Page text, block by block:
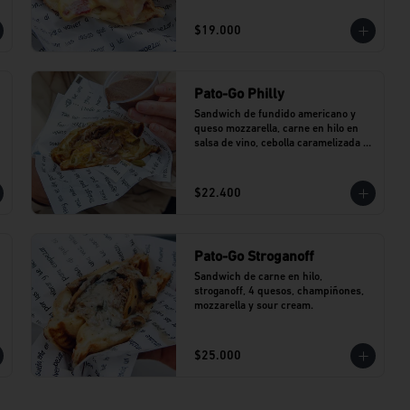
$19.000
Pato-Go Philly
Sandwich de fundido americano y
queso mozzarella, carne en hilo en
salsa de vino, cebolla caramelizada y
$22.400
Pato-Go Stroganoff
Sandwich de carne en hilo,
stroganoff, 4 quesos, champiñones,
mozzarella y sour cream.
$25.000